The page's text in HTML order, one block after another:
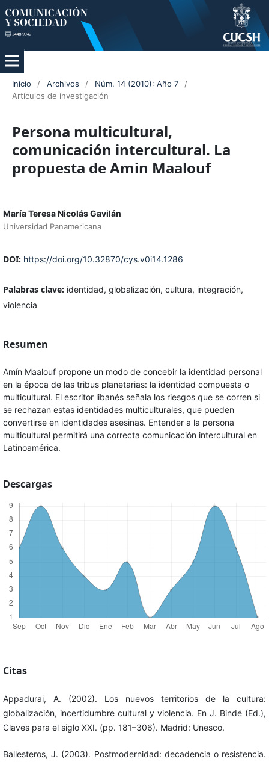
Inicio / Archivos / Núm. 14 (2010): Año 7
/
Artículos de investigación
Persona multicultural,
comunicación intercultural. La
propuesta de Amin Maalouf
María Teresa Nicolás Gavilán
Universidad Panamericana
DOI: https://doi.org/10.32870/cys.v0i14.1286
Palabras clave: identidad, globalización, cultura, integración,
violencia
Resumen
Amín Maalouf propone un modo de concebir la identidad personal
en la época de las tribus planetarias: la identidad compuesta o
multicultural. El escritor libanés señala los riesgos que se corren si
se rechazan estas identidades multiculturales, que pueden
convertirse en identidades asesinas. Entender a la persona
multicultural permitirá una correcta comunicación intercultural en
Latinoamérica.
Descargas
Citas
Appadurai, A. (2002). Los nuevos territorios de la cultura:
globalización, incertidumbre cultural y violencia. En J. Bindé (Ed.),
Claves para el siglo XXI. (pp. 181–306). Madrid: Unesco.
Ballesteros, J. (2003). Postmodernidad: decadencia o resistencia.